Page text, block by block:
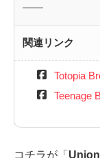
――
関連リンク
Totopia
Teenage
コチラが「